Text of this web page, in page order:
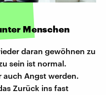
Menschen
daran gewöhnen zu
sein ist normal.
auch Angst werden.
Zurück ins fast